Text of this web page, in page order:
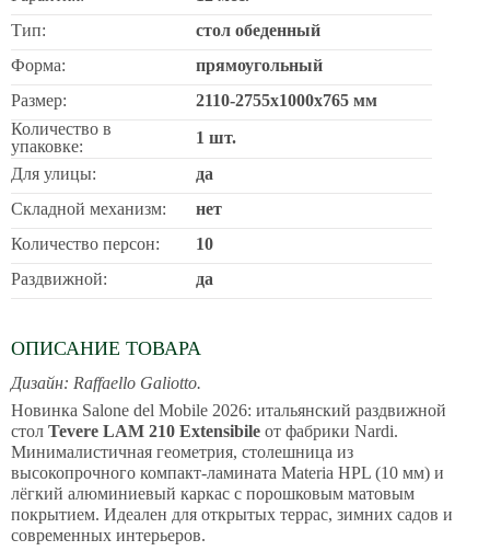
Тип:
стол обеденный
Форма:
прямоугольный
Размер:
2110-2755х1000х765 мм
Количество в
упаковке:
1 шт.
Для улицы:
да
Складной механизм:
нет
Количество персон:
10
Раздвижной:
да
ОПИСАНИЕ ТОВАРА
Дизайн: Raffaello Galiotto.
Новинка Salone del Mobile 2026: итальянский раздвижной
стол Tevere LAM 210 Extensibile от фабрики Nardi.
Минималистичная геометрия, столешница из
высокопрочного компакт-ламината Materia HPL (10 мм) и
лёгкий алюминиевый каркас с порошковым матовым
покрытием. Идеален для открытых террас, зимних садов и
современных интерьеров.